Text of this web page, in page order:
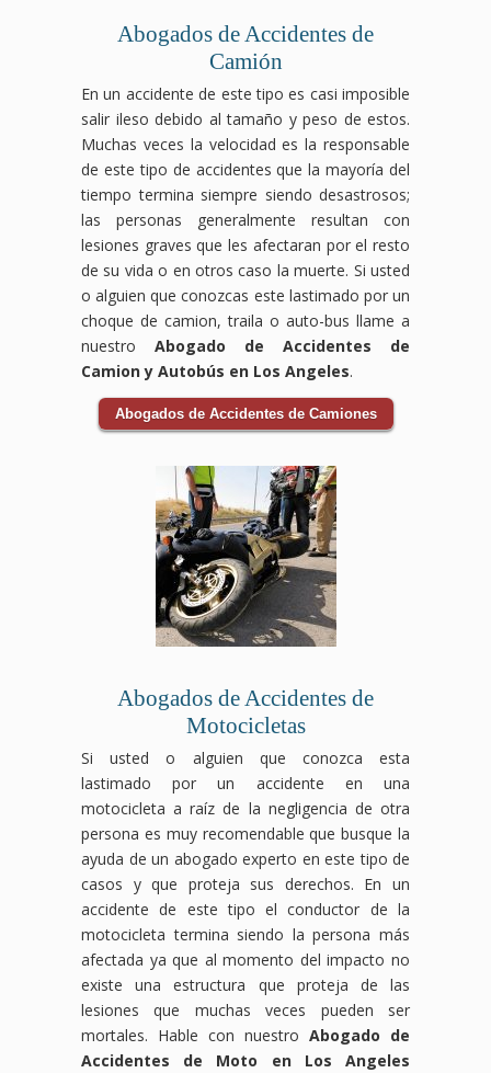
accidente
que
te
corresponde.
te
Abogados de Accidentes de
Camión
En un accidente de este tipo es casi imposible
salir ileso debido al tamaño y peso de estos.
Muchas veces la velocidad es la responsable
de este tipo de accidentes que la mayoría del
tiempo termina siempre siendo desastrosos;
las personas generalmente resultan con
lesiones graves que les afectaran por el resto
de su vida o en otros caso la muerte. Si usted
o alguien que conozcas este lastimado por un
choque de camion, traila o auto-bus llame a
nuestro Abogado de Accidentes de
Camion y Autobús en Los Angeles.
Abogados de Accidentes de Camiones
Abogados de Accidentes de
Motocicletas
Si usted o alguien que conozca esta
lastimado por un accidente en una
motocicleta a raíz de la negligencia de otra
persona es muy recomendable que busque la
ayuda de un abogado experto en este tipo de
casos y que proteja sus derechos. En un
accidente de este tipo el conductor de la
motocicleta termina siendo la persona más
afectada ya que al momento del impacto no
existe una estructura que proteja de las
lesiones que muchas veces pueden ser
mortales. Hable con nuestro Abogado de
Accidentes de Moto en Los Angeles